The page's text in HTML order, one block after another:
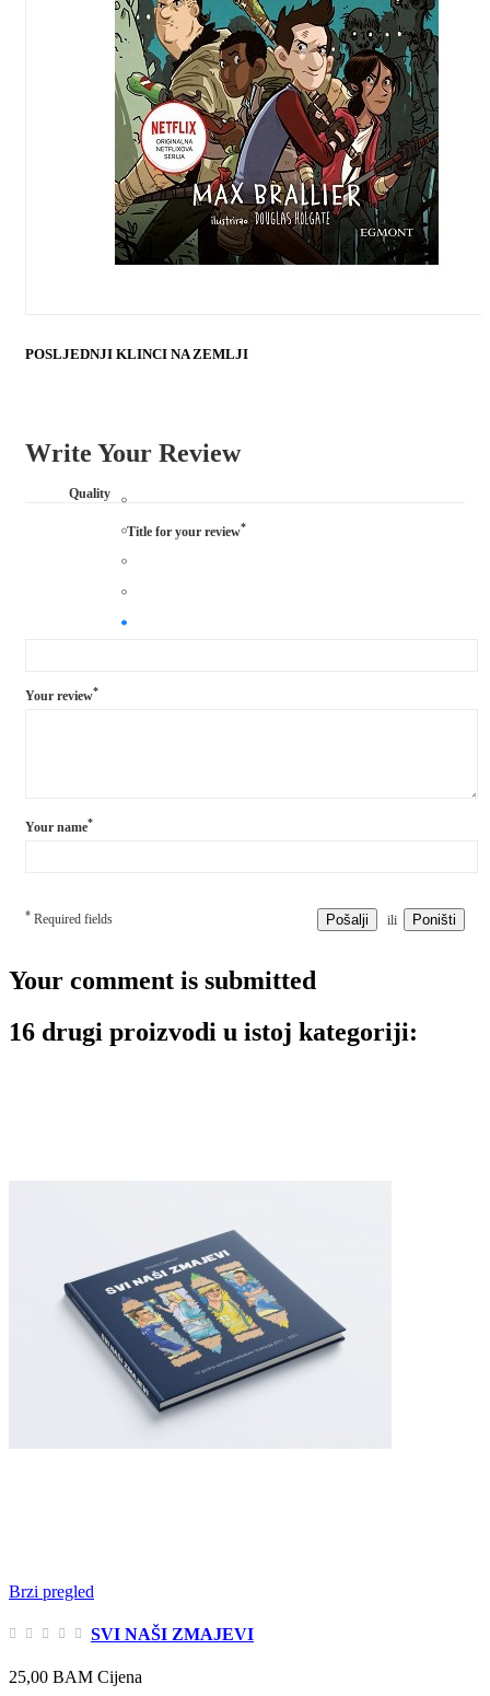
POSLJEDNJI KLINCI NA ZEMLJI
Write Your Review
Quality
Title for your review*
Your review*
Your name*
* Required fields Pošalji ili Poništi
Your comment is submitted
16 drugi proizvodi u istoj kategoriji:
Brzi pregled
SVI NAŠI ZMAJEVI
25,00 BAM Cijena